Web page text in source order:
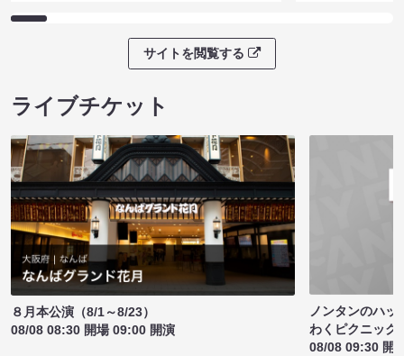
サイトを閲覧する
ライブチケット
８月本公演（8/1～8/23）
08/08 08:30 開場 09:00 開演
ノンタンのハッ
わくピクニック
08/08 09:30 開